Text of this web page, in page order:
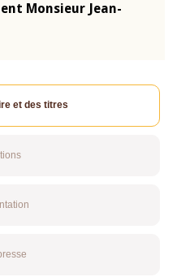
Monsieur Jean-
et des titres